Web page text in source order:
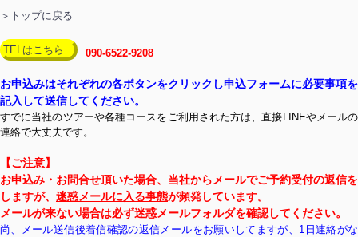
＞トップに戻る
TELはこちら 090-6522-9208
お申込みはそれぞれの各ボタンをクリックし申込フォームに必要事項を
記入して送信してください。
すでに当社のツアーや各種コースをご利用された方は、直接LINEやメールの
連絡で大丈夫です。
【ご注意】
お申込み・お問合せ頂いた場合、当社からメールでご予約受付の返信を
しますが、 迷惑メールに入る事態が頻発しています。
メールが来ない場合は必ず迷惑メールフォルダを確認してください。
尚、メール送信後着信確認の返信メールをお願いしてますが、1日連絡がな